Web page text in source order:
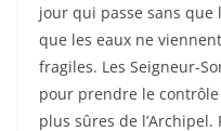
jour qui passe sans que
que les eaux ne
fragiles. Les Seigneur-
pour prendre le
plus sûres de